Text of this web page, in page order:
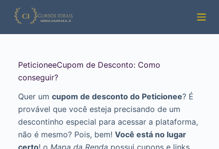
Pular
para
PeticioneeCupom de Desconto: Como
conseguir?
Quer um cupom de desconto do Peticionee? É
provável que você esteja precisando de um
descontinho especial para acessar a plataforma,
não é mesmo? Pois, bem! Você está no lugar